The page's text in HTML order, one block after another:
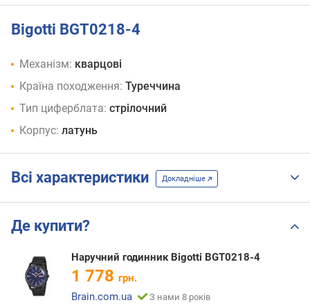
Bigotti BGT0218-4
Механізм: кварцові
Країна походження: Туреччина
Тип циферблата: стрілочний
Корпус: латунь
Всі характеристики Докладніше
Де купити?
Наручний годинник Bigotti BGT0218-4
1 778 грн.
Brain.com.ua
З нами 8 років